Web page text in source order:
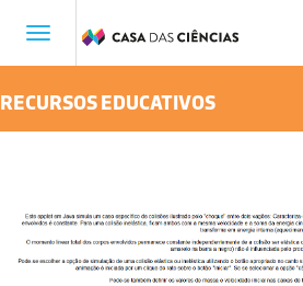
Toggle
RECURSOS EDUCATIVOS